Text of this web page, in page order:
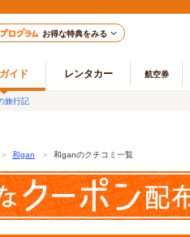
お得な特典をみる
イド レンタカー 航空券
旅行記
＞ 和gan ＞ 和ganのクチコミ一覧